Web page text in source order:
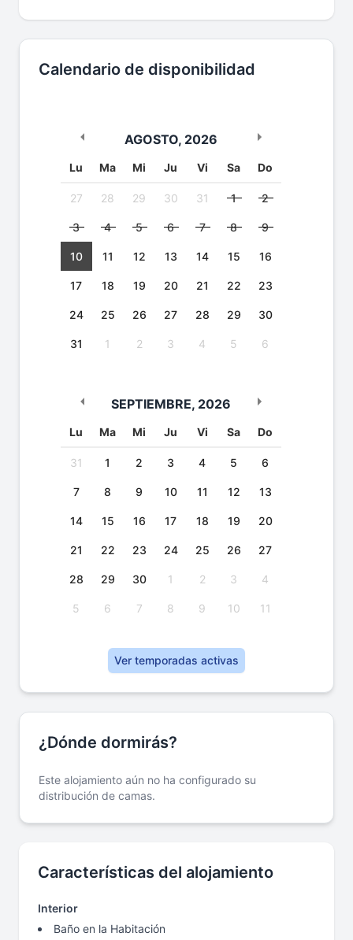
Calendario de disponibilidad
AGOSTO, 2026
Lu Ma Mi Ju Vi Sa Do
27 28 29 30 31 1 2
3 4 5 6 7 8 9
10 11 12 13 14 15 16
17 18 19 20 21 22 23
24 25 26 27 28 29 30
31 1 2 3 4 5 6
SEPTIEMBRE, 2026
Lu Ma Mi Ju Vi Sa Do
31 1 2 3 4 5 6
7 8 9 10 11 12 13
14 15 16 17 18 19 20
21 22 23 24 25 26 27
28 29 30 1 2 3 4
5 6 7 8 9 10 11
Ver temporadas activas
¿Dónde dormirás?
Este alojamiento aún no ha configurado su
distribución de camas.
Características del alojamiento
Interior
Baño en la Habitación